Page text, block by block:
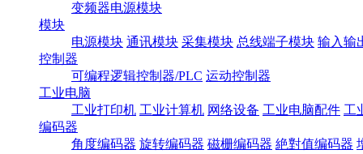
变频器电源模块
模块
电源模块 通讯模块 采集模块 总线端子模块 输入输
控制器
可编程逻辑控制器/PLC 运动控制器
工业电脑
工业打印机 工业计算机 网络设备 工业电脑配件 工
编码器
角度编码器 旋转编码器 磁栅编码器 絶對值编码器